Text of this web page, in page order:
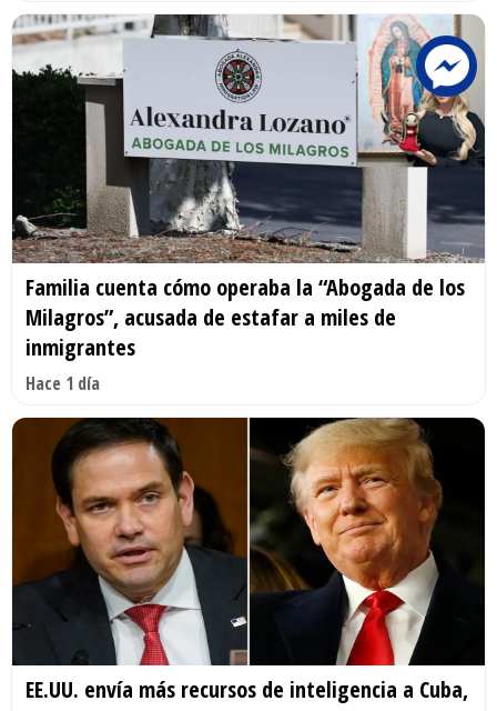
Familia cuenta cómo operaba la “Abogada de los
Milagros”, acusada de estafar a miles de
inmigrantes
Hace 1 día
EE.UU. envía más recursos de inteligencia a Cuba,